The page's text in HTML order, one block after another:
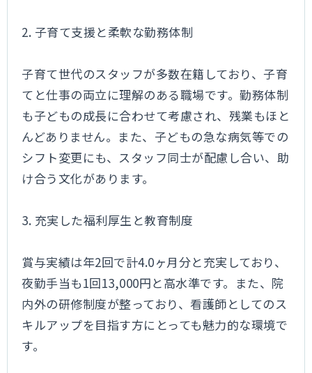
2. 子育て支援と柔軟な勤務体制
子育て世代のスタッフが多数在籍しており、子育
てと仕事の両立に理解のある職場です。勤務体制
も子どもの成長に合わせて考慮され、残業もほと
んどありません。また、子どもの急な病気等での
シフト変更にも、スタッフ同士が配慮し合い、助
け合う文化があります。
3. 充実した福利厚生と教育制度
賞与実績は年2回で計4.0ヶ月分と充実しており、
夜勤手当も1回13,000円と高水準です。また、院
内外の研修制度が整っており、看護師としてのス
キルアップを目指す方にとっても魅力的な環境で
す。